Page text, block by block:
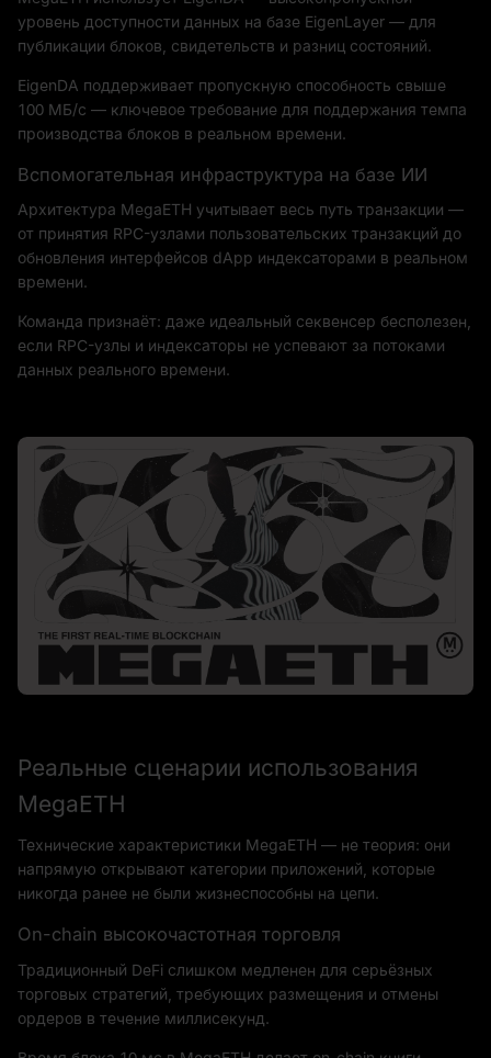
уровень доступности данных на базе EigenLayer — для
публикации блоков, свидетельств и разниц состояний.
EigenDA поддерживает пропускную способность свыше
100 МБ/с — ключевое требование для поддержания темпа
производства блоков в реальном времени.
Вспомогательная инфраструктура на базе ИИ
Архитектура MegaETH учитывает весь путь транзакции —
от принятия RPC-узлами пользовательских транзакций до
обновления интерфейсов dApp индексаторами в реальном
времени.
Команда признаёт: даже идеальный секвенсер бесполезен,
если RPC-узлы и индексаторы не успевают за потоками
данных реального времени.
Реальные сценарии использования
MegaETH
Технические характеристики MegaETH — не теория: они
напрямую открывают категории приложений, которые
никогда ранее не были жизнеспособны на цепи.
On-chain высокочастотная торговля
Традиционный DeFi слишком медленен для серьёзных
торговых стратегий, требующих размещения и отмены
ордеров в течение миллисекунд.